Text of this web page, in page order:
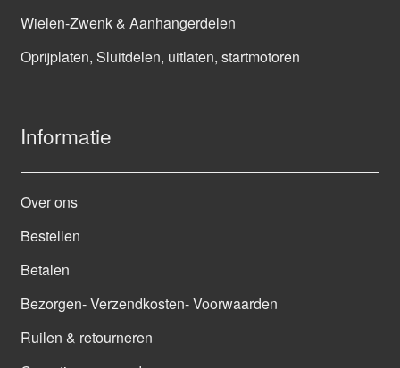
Wielen-Zwenk & Aanhangerdelen
Oprijplaten, Sluitdelen, uitlaten, startmotoren
Informatie
Over ons
Bestellen
Betalen
Bezorgen- Verzendkosten- Voorwaarden
Ruilen & retourneren